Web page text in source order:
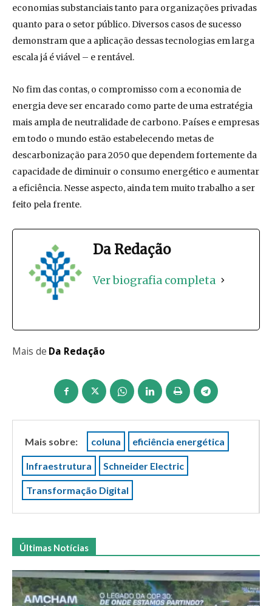
economias substanciais tanto para organizações privadas
quanto para o setor público. Diversos casos de sucesso
demonstram que a aplicação dessas tecnologias em larga
escala já é viável – e rentável.
No fim das contas, o compromisso com a economia de
energia deve ser encarado como parte de uma estratégia
mais ampla de neutralidade de carbono. Países e empresas
em todo o mundo estão estabelecendo metas de
descarbonização para 2050 que dependem fortemente da
capacidade de diminuir o consumo energético e aumentar
a eficiência. Nesse aspecto, ainda tem muito trabalho a ser
feito pela frente.
Da Redação
Ver biografia completa
Mais de Da Redação
Mais sobre: coluna eficiência energética
Infraestrutura Schneider Electric
Transformação Digital
Últimas Notícias